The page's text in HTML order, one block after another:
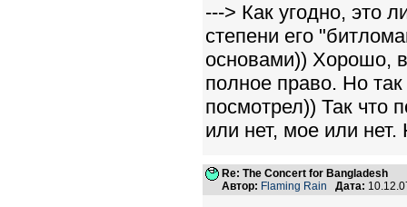
---> Как угодно, это
степени его
основами)) Хорошо,
полное право. Но
посмотрел)) Так что
или нет, мое или
Re: The Concert for Bangladesh
Автор: Flaming Rain Дата: